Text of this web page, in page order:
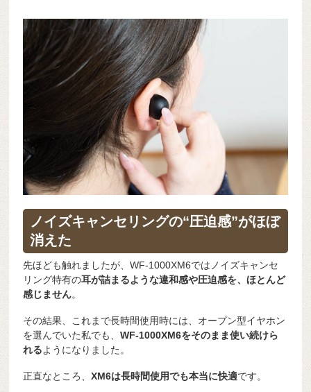
ノイズキャンセリングの“圧迫感”がほぼ
消えた
先ほども触れましたが、WF-1000XM6ではノイズキャンセ
リング特有の耳が詰まるような違和感や圧迫感を、ほとんど
感じません。
その結果、これまで長時間使用時には、オープン型イヤホン
を選んでいた私でも、WF-1000XM6をそのまま使い続けら
れるようになりました。
正直なところ、XM6は長時間使用でも本当に快適です。